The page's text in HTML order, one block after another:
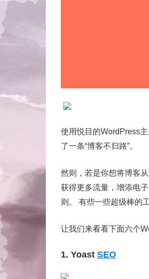
使用悦目的WordPress
了一条“博客不归路”。
然则，若是你想将博客
获得更多流量，增添电
则。 有些一些超级棒的
让我们来看看下面六个
1. Yoast SEO